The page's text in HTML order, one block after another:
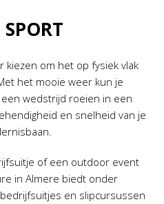
SPORT
kiezen om het op fysiek vlak
het mooie weer kun je
wedstrijd roeien in een
en snelheid van je
of een outdoor event
in Almere biedt onder
en slipcursussen